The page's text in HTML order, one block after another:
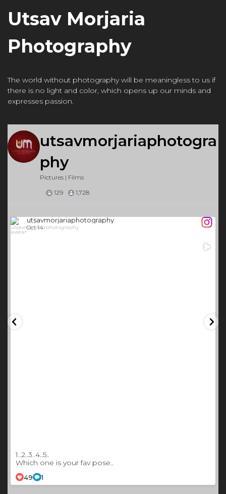
Utsav Morjaria
Photography
The world without photography will be meaningless to us if
there is no light and color, which opens up our minds and
expresses passion.
utsavmorjariaphotogra
phy
Pictures | Films
129
1,728
utsavmorjariaphotography
Oct 14
1..2..3..4..5..
Which one is your fav pose..
49 1